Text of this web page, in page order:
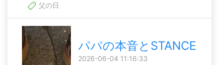
父の日
パパの本音とSTANCE
2026-06-04 11:16:33